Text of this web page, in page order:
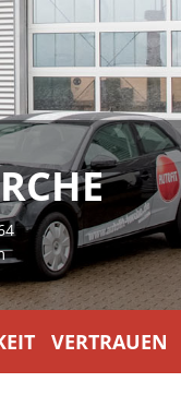
VERTRAUEN